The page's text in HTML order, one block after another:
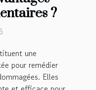
?
une
pour remédier
Elles